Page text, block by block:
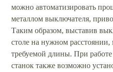
можно автоматизировать
металлом выключателя,
Таким образом, выставив
столе на нужном расстоянии,
требуемой длины. При
станок также возможно